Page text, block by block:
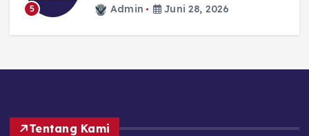
5 Admin Juni 28, 2026
Tentang Kami